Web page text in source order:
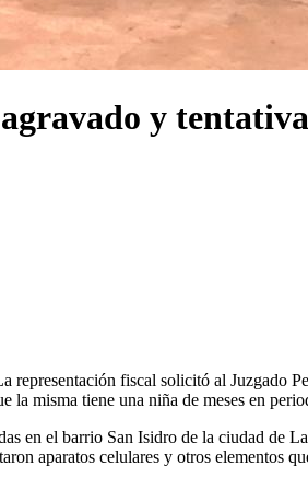
y
fiscal solicitó al Juzgado
misma tiene una niña de meses en
en el barrio San Isidro de la ciudad de
aparatos celulares y otros elementos